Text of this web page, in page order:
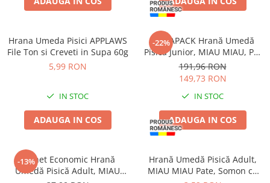
Hrana Umeda Pisici APPLAWS
File Ton si Creveti in Supa 60g
5,99 RON
IN STOC
ADAUGA IN COS
-22%
MEGAPACK Hrană Umedă
Pisică Junior, MIAU MIAU, Pui
în sos, 96x100g
191,96 RON
149,73 RON
IN STOC
ADAUGA IN COS
-13%
Pachet Economic Hrană
Umedă Pisică Adult, MIAU
Hrană Umedă Pisică Adult,
MIAU MIAU Pate, Somon cu